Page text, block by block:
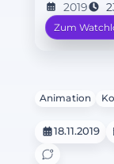
2019
Zum
Animation
18.11.2019